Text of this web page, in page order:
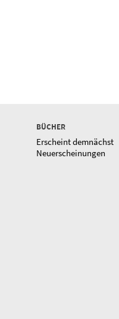
BÜCHER
Erscheint demnächst
Neuerscheinungen